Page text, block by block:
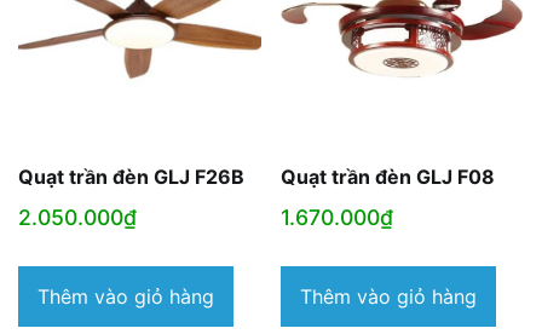
Quạt trần đèn GLJ F26B
2.050.000₫
Thêm vào giỏ hàng
Quạt trần đèn GLJ F08
1.670.000₫
Thêm vào giỏ hàng